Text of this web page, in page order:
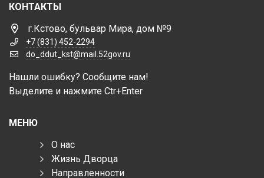
КОНТАКТЫ
г.Кстово, бульвар Мира, дом №9
+7 (831) 452-2294
do_ddut_kst@mail.52gov.ru
Нашли ошибку? Сообщите нам!
Выделите и нажмите Ctr+Enter
МЕНЮ
О нас
Жизнь Дворца
Направленности